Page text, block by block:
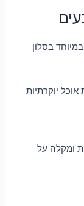
בסלון
יוקרתיות
ומקלה על